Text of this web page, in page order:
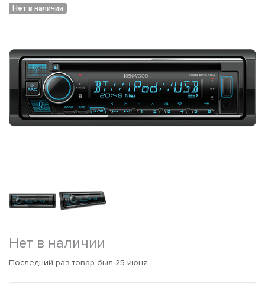
Нет в наличии
Нет в наличии
Последний раз товар был 25 июня